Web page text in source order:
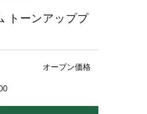
トーンアッププ
オープン価格